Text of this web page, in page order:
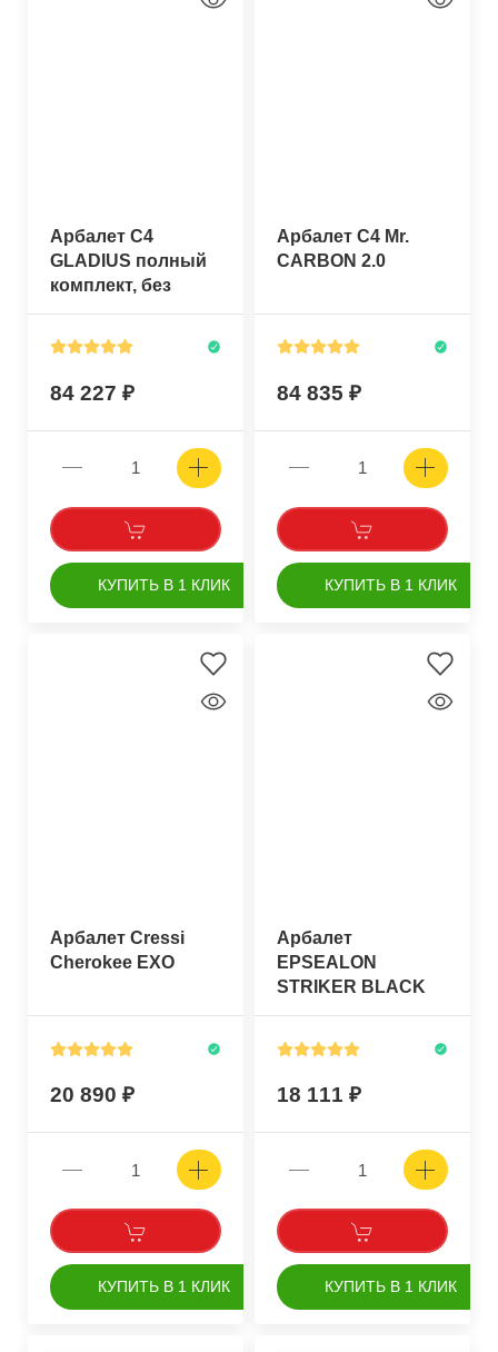
Арбалет C4
GLADIUS полный
комплект, без
катушки
84 227
КУПИТЬ В 1 КЛИК
Арбалет C4 Mr.
CARBON 2.0
84 835
КУПИТЬ В 1 КЛИК
Арбалет Cressi
Cherokee EXO
20 890
КУПИТЬ В 1 КЛИК
Арбалет
EPSEALON
STRIKER BLACK
18 111
КУПИТЬ В 1 КЛИК